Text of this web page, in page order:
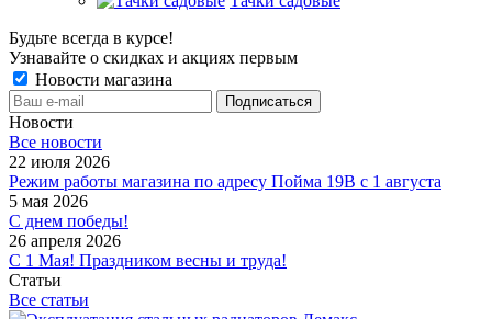
Будьте всегда в курсе!
Узнавайте о скидках и акциях первым
Новости магазина
Новости
Все новости
22 июля 2026
Режим работы магазина по адресу Пойма 19В с 1 августа
5 мая 2026
С днем победы!
26 апреля 2026
С 1 Мая! Праздником весны и труда!
Статьи
Все статьи